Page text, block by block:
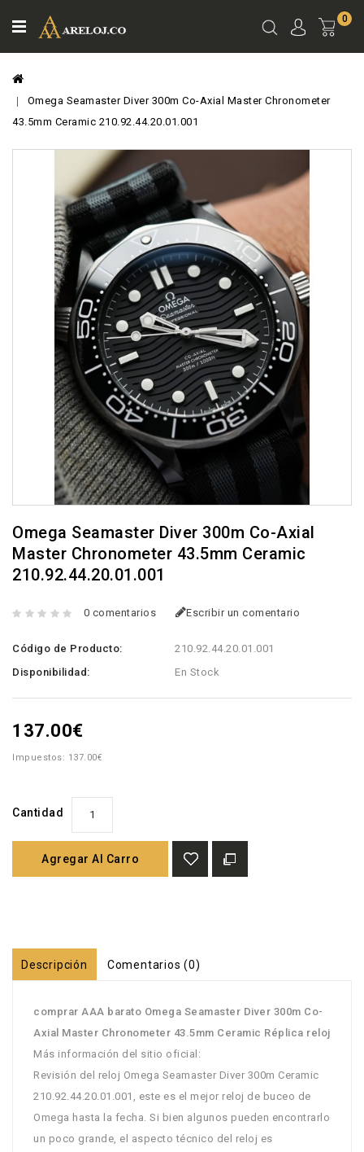
0
Omega Seamaster Diver 300m Co-Axial Master Chronometer
43.5mm Ceramic 210.92.44.20.01.001
Omega Seamaster Diver 300m Co-Axial
Master Chronometer 43.5mm Ceramic
210.92.44.20.01.001
0 comentarios Escribir un comentario
Código de Producto:
210.92.44.20.01.001
Disponibilidad:
En Stock
137.00€
Impuestos: 137.00€
Cantidad
Agregar Al Carro
Descripción Comentarios (0)
comprar AAA barato Omega Seamaster Diver 300m Co-
Axial Master Chronometer 43.5mm Ceramic Réplica reloj
Más información del sitio oficial:
Revisión del reloj Omega Seamaster Diver 300m Ceramic
210.92.44.20.01.001, este es el mejor reloj de buceo de
Omega hasta la fecha. Si bien algunos pueden encontrarlo
un poco grande, el aspecto técnico del reloj es